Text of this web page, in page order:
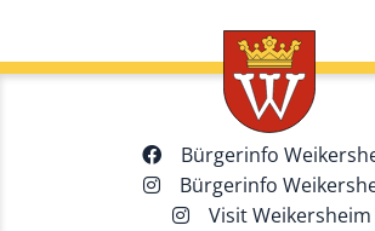
Bürgerinfo
Bürgerinfo
Visit Weikersheim